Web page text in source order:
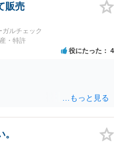
販売
ルチェック
・特許
役にたった 4